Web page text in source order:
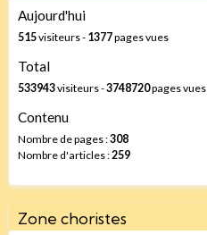
Aujourd'hui
515visiteurs - 1377pages vues
Total
533943visiteurs -3748720pages vues
Contenu
Nombre de pages :308
Nombre d'articles : 259
Zone choristes